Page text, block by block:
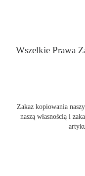
Wszelkie Prawa
Zakaz kopiowania
naszą własnością i